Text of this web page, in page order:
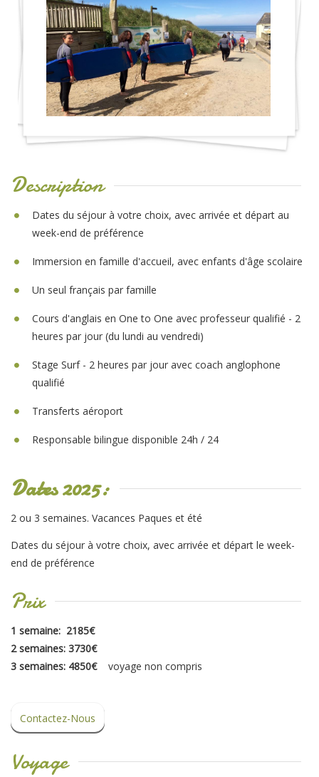
Description
Dates du séjour à votre choix, avec arrivée et départ au
week-end de préférence
Immersion en famille d'accueil, avec enfants d'âge scolaire
Un seul français par famille
Cours d'anglais en One to One avec professeur qualifié - 2
heures par jour (du lundi au vendredi)
Stage Surf - 2 heures par jour avec coach anglophone
qualifié
Transferts aéroport
Responsable bilingue disponible 24h / 24
Dates 2025:
2 ou 3 semaines. Vacances Paques et été
Dates du séjour à votre choix, avec arrivée et départ le week-
end de préférence
Prix
1 semaine: 2185€
2 semaines: 3730€
3 semaines: 4850€ voyage non compris
Contactez-Nous
Voyage